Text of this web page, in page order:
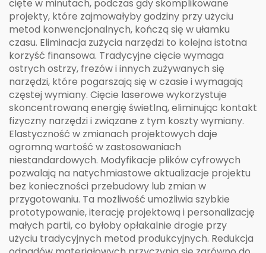
cięte w minutach, podczas gdy skomplikowane
projekty, które zajmowałyby godziny przy użyciu
metod konwencjonalnych, kończą się w ułamku
czasu. Eliminacja zużycia narzędzi to kolejna istotna
korzyść finansowa. Tradycyjne cięcie wymaga
ostrych ostrzy, frezów i innych zużywanych się
narzędzi, które pogarszają się w czasie i wymagają
częstej wymiany. Cięcie laserowe wykorzystuje
skoncentrowaną energię świetlną, eliminując kontakt
fizyczny narzędzi i związane z tym koszty wymiany.
Elastyczność w zmianach projektowych daje
ogromną wartość w zastosowaniach
niestandardowych. Modyfikacje plików cyfrowych
pozwalają na natychmiastowe aktualizacje projektu
bez konieczności przebudowy lub zmian w
przygotowaniu. Ta możliwość umożliwia szybkie
prototypowanie, iterację projektową i personalizację
małych partii, co byłoby opłakalnie drogie przy
użyciu tradycyjnych metod produkcyjnych. Redukcja